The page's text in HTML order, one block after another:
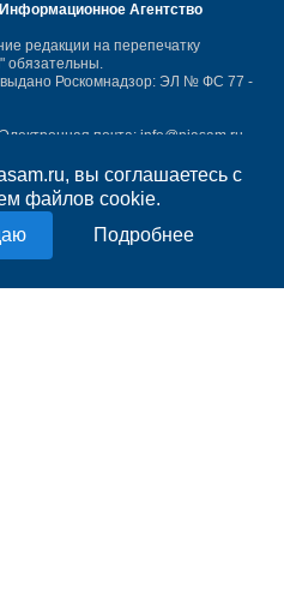
вы соглашаетесь с
файлов cookie.
Подробнее
Агентство
редакции на перепечатку
обязательны.
выдано Роскомнадзор: ЭЛ № ФС 77 -
Электронная почта: info@niasam.ru